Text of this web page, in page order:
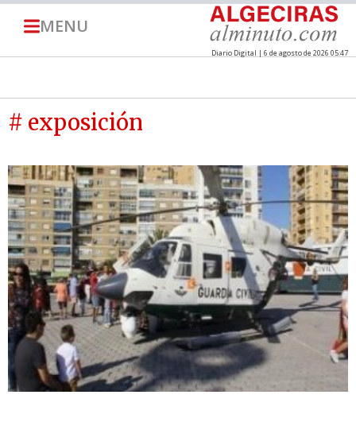
MENU
Diario Digital | 6 de agosto de 2026 05:47
# exposición